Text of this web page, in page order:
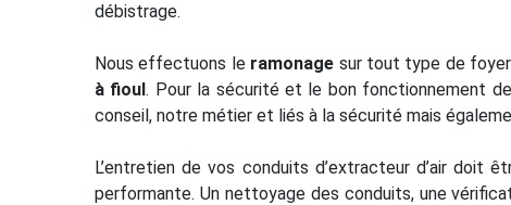
débistrage.
Nous effectuons le ramonage sur tout type de
à fioul. Pour la sécurité et le bon fonctionnement
conseil, notre métier et liés à la sécurité mais
L’entretien de vos conduits d’extracteur d’air doit
performante. Un nettoyage des conduits, une